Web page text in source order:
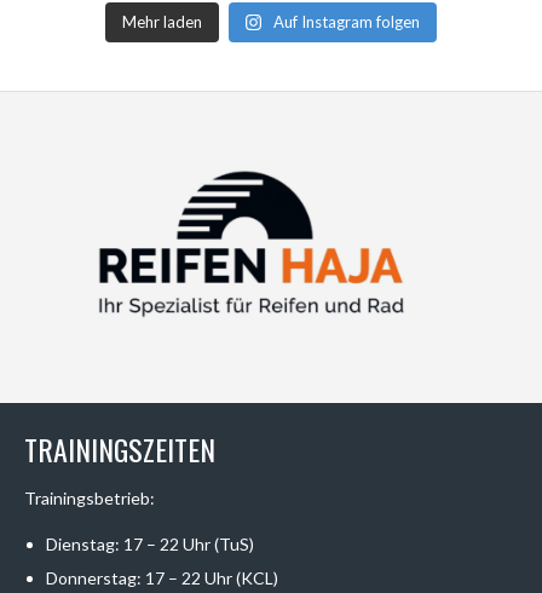
Mehr laden Auf Instagram folgen
TRAININGSZEITEN
Trainingsbetrieb:
Dienstag: 17 – 22 Uhr (TuS)
Donnerstag: 17 – 22 Uhr (KCL)